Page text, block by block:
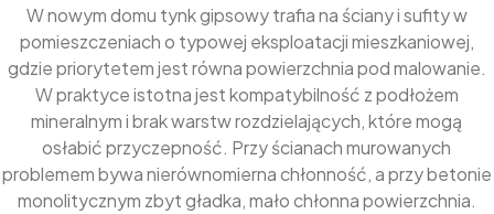
W nowym domu tynk gipsowy trafia na ściany i sufity w
pomieszczeniach o typowej eksploatacji mieszkaniowej,
gdzie priorytetem jest równa powierzchnia pod malowanie.
W praktyce istotna jest kompatybilność z podłożem
mineralnym i brak warstw rozdzielających, które mogą
osłabić przyczepność. Przy ścianach murowanych
problemem bywa nierównomierna chłonność, a przy betonie
monolitycznym zbyt gładka, mało chłonna powierzchnia.